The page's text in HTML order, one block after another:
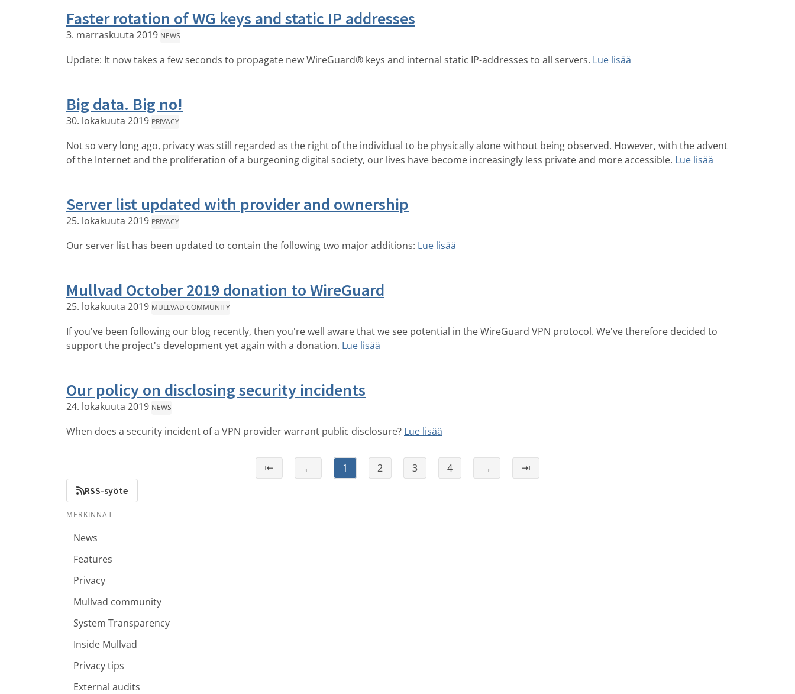
Faster rotation of WG keys and static IP addresses
3. marraskuuta 2019 NEWS
Update: It now takes a few seconds to propagate new WireGuard® keys and internal static IP-addresses to all servers. Lue lisää
Big data. Big no!
30. lokakuuta 2019 PRIVACY
Not so very long ago, privacy was still regarded as the right of the individual to be physically alone without being observed. However, with the advent
of the Internet and the proliferation of a burgeoning digital society, our lives have become increasingly less private and more accessible. Lue lisää
Server list updated with provider and ownership
25. lokakuuta 2019 PRIVACY
Our server list has been updated to contain the following two major additions: Lue lisää
Mullvad October 2019 donation to WireGuard
25. lokakuuta 2019 MULLVAD COMMUNITY
If you've been following our blog recently, then you're well aware that we see potential in the WireGuard VPN protocol. We've therefore decided to
support the project's development yet again with a donation. Lue lisää
Our policy on disclosing security incidents
24. lokakuuta 2019 NEWS
When does a security incident of a VPN provider warrant public disclosure? Lue lisää
⇤ ← 1 2 3 4 → ⇥
RSS-syöte
MERKINNÄT
News
Features
Privacy
Mullvad community
System Transparency
Inside Mullvad
Privacy tips
External audits